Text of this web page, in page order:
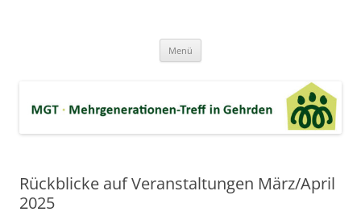
Menü
Rückblicke auf Veranstaltungen März/April
2025